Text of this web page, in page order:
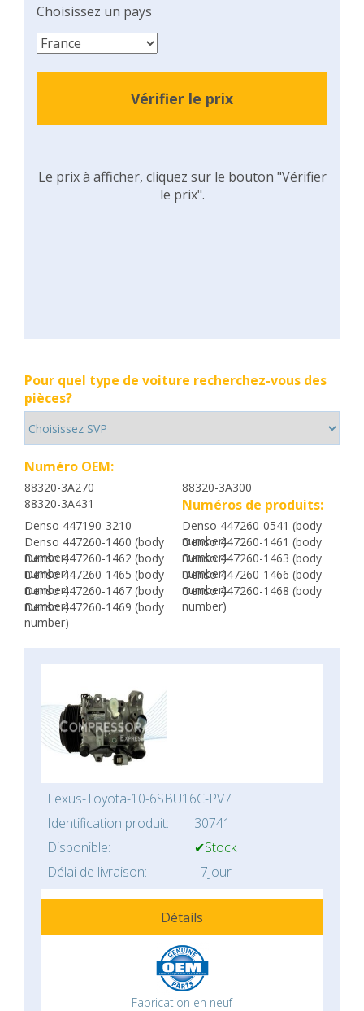
Choisissez un pays
Vérifier le prix
Le prix à afficher, cliquez sur le bouton "Vérifier
le prix".
Pour quel type de voiture recherchez-vous des
pièces?
Numéro OEM:
88320-3A270
88320-3A300
88320-3A431
Numéros de produits:
Denso 447190-3210
Denso 447260-0541 (body
number)
Denso 447260-1460 (body
number)
Denso 447260-1461 (body
number)
Denso 447260-1462 (body
number)
Denso 447260-1463 (body
number)
Denso 447260-1465 (body
number)
Denso 447260-1466 (body
number)
Denso 447260-1467 (body
number)
Denso 447260-1468 (body
number)
Denso 447260-1469 (body
number)
Lexus-Toyota-10-6SBU16C-PV7
Identification produit:
30741
Disponible:
✔Stock
Délai de livraison:
7Jour
Détails
Fabrication en neuf